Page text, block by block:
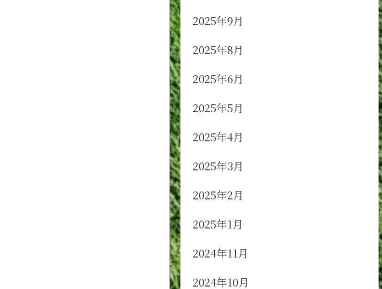
2025年9月
2025年8月
2025年6月
2025年5月
2025年4月
2025年3月
2025年2月
2025年1月
2024年11月
2024年10月